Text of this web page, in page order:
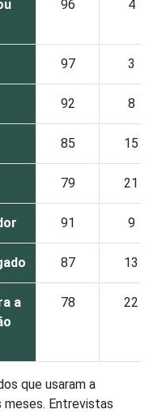
96 4
97 3
92 8
85 15
79 21
91 9
87 13
a
78 22
que usaram a
Entrevistas